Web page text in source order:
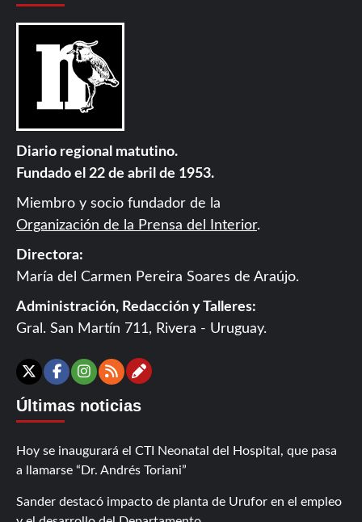
Diario regional matutino.
Fundado el 22 de abril de 1953.
Miembro y socio fundador de la
Organización de la Prensa del Interior.
Directora:
María del Carmen Pereira Soares de Araújo.
Administración, Redacción y Talleres:
Gral. San Martín 711, Rivera - Uruguay.
X Facebook
Instagram
RSSContáctanos
Últimas noticias
Hoy se inaugurará el CTI Neonatal del Hospital, que pasa
a llamarse “Dr. Andrés Toriani”
Sander destacó impacto de planta de Urufor en el empleo